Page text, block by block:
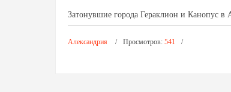
Затонувшие города Гераклион и Канопус
Александрия Просмотров: 541